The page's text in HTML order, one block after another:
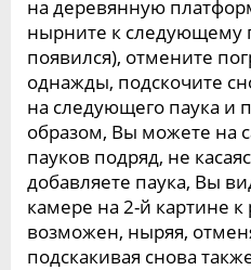
на деревянную
нырните к следующему
появился), отмените
однажды, подскочите
на следующего паука и
образом, Вы можете на
пауков подряд, не
добавляете паука, Вы
камере на 2-й картине
возможен, ныряя,
подскакивая снова